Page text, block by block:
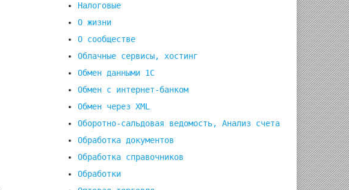
Налоговые
О жизни
О сообществе
Облачные сервисы, хостинг
Обмен данными 1С
Обмен с интернет-банком
Обмен через XML
Оборотно-сальдовая ведомость, Анализ счета
Обработка документов
Обработка справочников
Обработки